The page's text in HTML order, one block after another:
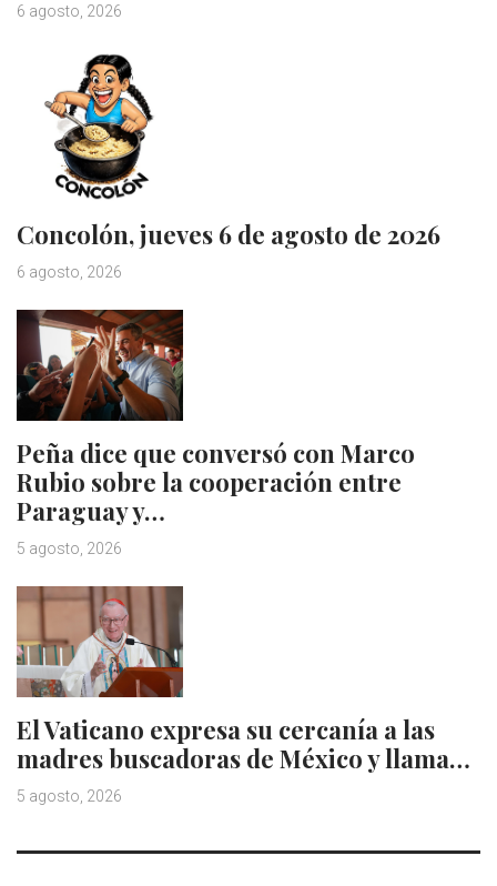
6 agosto, 2026
Concolón, jueves 6 de agosto de 2026
6 agosto, 2026
Peña dice que conversó con Marco
Rubio sobre la cooperación entre
Paraguay y…
5 agosto, 2026
El Vaticano expresa su cercanía a las
madres buscadoras de México y llama…
5 agosto, 2026